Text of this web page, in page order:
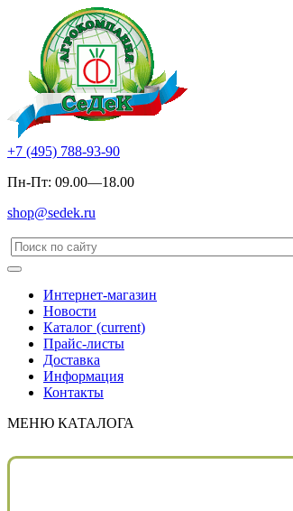
+7 (495) 788-93-90
Пн-Пт: 09.00—18.00
shop@sedek.ru
Интернет-магазин
Новости
Каталог (current)
Прайс-листы
Доставка
Информация
Контакты
МЕНЮ КАТАЛОГА